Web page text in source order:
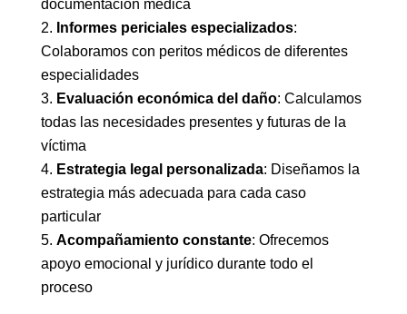
documentación médica
Informes periciales especializados:
Colaboramos con peritos médicos de diferentes
especialidades
Evaluación económica del daño: Calculamos
todas las necesidades presentes y futuras de la
víctima
Estrategia legal personalizada: Diseñamos la
estrategia más adecuada para cada caso
particular
Acompañamiento constante: Ofrecemos
apoyo emocional y jurídico durante todo el
proceso